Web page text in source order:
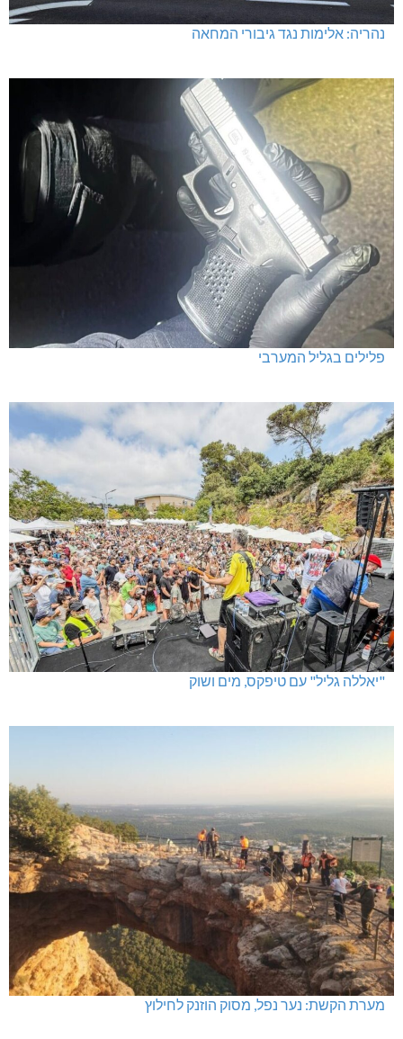
נהריה: אלימות נגד גיבורי המחאה
פלילים בגליל המערבי
"יאללה גליל" עם טיפקס, מים ושוק
מערת הקשת: נער נפל, מסוק הוזנק לחילוץ